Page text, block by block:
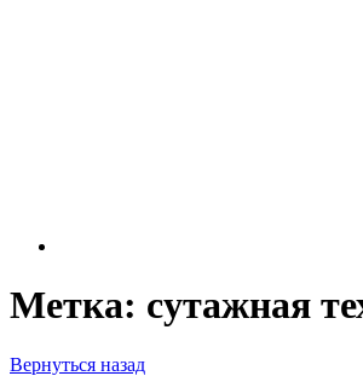
Метка: сутажная
Вернуться назад